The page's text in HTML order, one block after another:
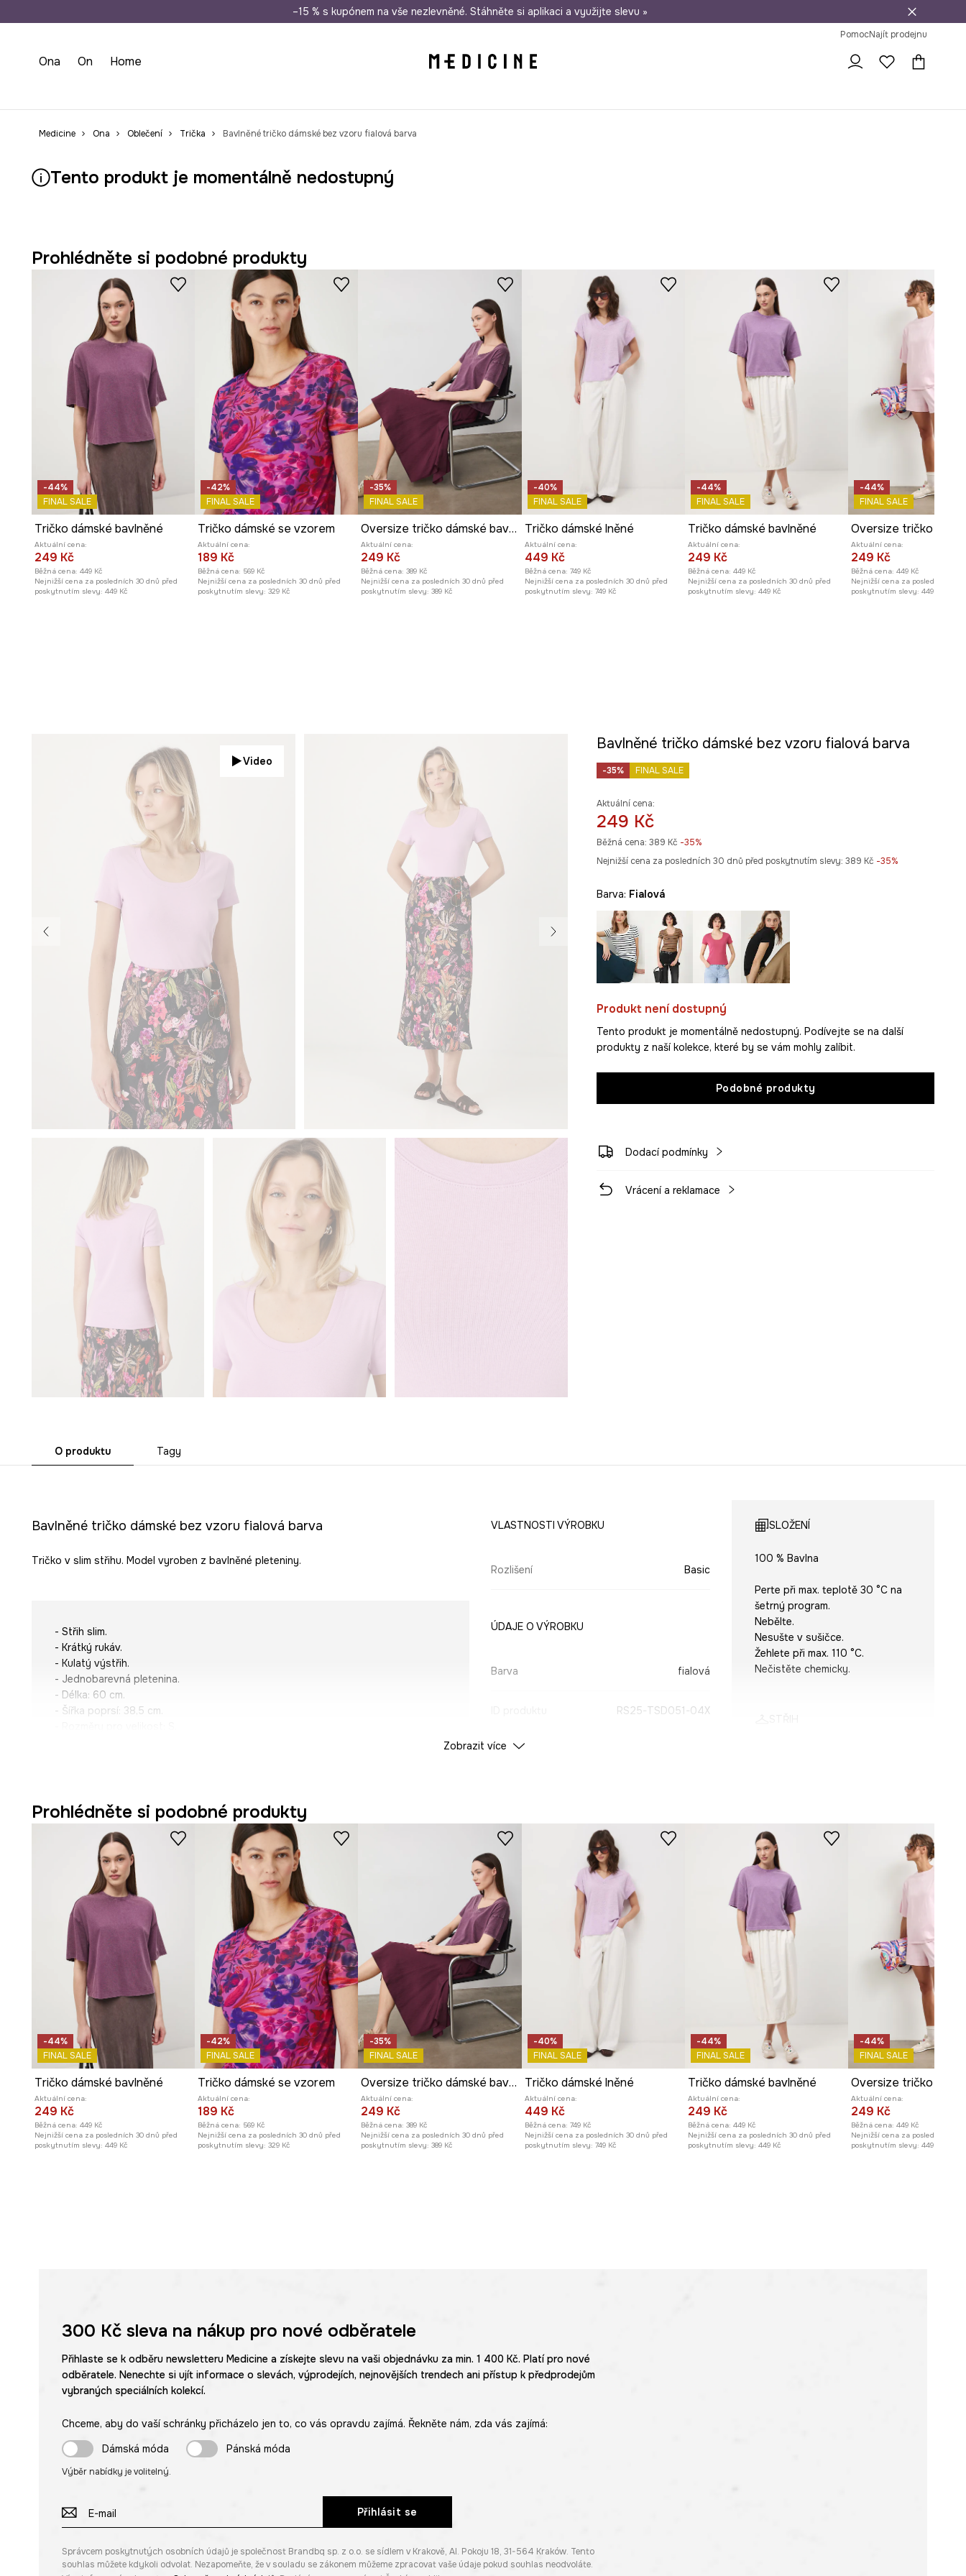
Doprava zdarma při nákupu nad 1 200 Kč Odeslání i do 24 hodin 30 dní na vrácení zboží
–15 % s kupónem na vše nezlevněné. Stáhněte si aplikaci a využijte slevu »
PomocNajít prodejnu
Ona On Home
Medicine Ona Oblečení Trička Bavlněné tričko dámské bez vzoru fialová barva
Tento produkt je momentálně nedostupný
Prohlédněte si podobné produkty
-44%
FINAL SALE
Tričko dámské bavlněné
Aktuální cena:
249 Kč
Běžná cena: 449 Kč
Nejnižší cena za posledních 30 dnů před
poskytnutím slevy: 449 Kč
-42%
FINAL SALE
Tričko dámské se vzorem
Aktuální cena:
189 Kč
Běžná cena: 569 Kč
Nejnižší cena za posledních 30 dnů před
poskytnutím slevy: 329 Kč
-35%
FINAL SALE
Oversize tričko dámské bavlněné
Aktuální cena:
249 Kč
Běžná cena: 389 Kč
Nejnižší cena za posledních 30 dnů před
poskytnutím slevy: 389 Kč
-40%
FINAL SALE
Tričko dámské lněné
Aktuální cena:
449 Kč
Běžná cena: 749 Kč
Nejnižší cena za posledních 30 dnů před
poskytnutím slevy: 749 Kč
-44%
FINAL SALE
Tričko dámské bavlněné
Aktuální cena:
249 Kč
Běžná cena: 449 Kč
Nejnižší cena za posledních 30 dnů před
poskytnutím slevy: 449 Kč
-44%
FINAL SALE
Aktuální cena:
249 Kč
Běžná cena: 449 Kč
Nejnižší cena za posledních 30
poskytnutím slevy: 449 Kč
Video
Bavlněné tričko dámské bez vzoru fialová barva
-35% FINAL SALE
Aktuální cena:
249 Kč
Běžná cena: 389 Kč -35%
Nejnižší cena za posledních 30 dnů před poskytnutím slevy: 389 Kč -35%
Barva: fialová
Produkt není dostupný
Tento produkt je momentálně nedostupný. Podívejte se na další
produkty z naší kolekce, které by se vám mohly zalíbit.
Podobné produkty
Dodací podmínky
Vrácení a reklamace
O produktu Tagy
Bavlněné tričko dámské bez vzoru fialová barva
Tričko v slim střihu. Model vyroben z bavlněné pleteniny.
- Střih slim.
- Krátký rukáv.
- Kulatý výstřih.
- Jednobarevná pletenina.
- Délka: 60 cm.
- Šířka poprsí: 38,5 cm.
VLASTNOSTI VÝROBKU
Rozlišení Basic
ÚDAJE O VÝROBKU
Barva fialová
RS25-TSD051-04X
Výrobce
SLOŽENÍ
100 % Bavlna
Perte při max. teplotě 30 °C na
šetrný program.
Nebělte.
Nesušte v sušičce.
Žehlete při max. 110 °C.
Nečistěte chemicky.
Zobrazit více
Prohlédněte si podobné produkty
-44%
FINAL SALE
Tričko dámské bavlněné
Aktuální cena:
249 Kč
Běžná cena: 449 Kč
Nejnižší cena za posledních 30 dnů před
poskytnutím slevy: 449 Kč
-42%
FINAL SALE
Tričko dámské se vzorem
Aktuální cena:
189 Kč
Běžná cena: 569 Kč
Nejnižší cena za posledních 30 dnů před
poskytnutím slevy: 329 Kč
-35%
FINAL SALE
Oversize tričko dámské bavlněné
Aktuální cena:
249 Kč
Běžná cena: 389 Kč
Nejnižší cena za posledních 30 dnů před
poskytnutím slevy: 389 Kč
-40%
FINAL SALE
Tričko dámské lněné
Aktuální cena:
449 Kč
Běžná cena: 749 Kč
Nejnižší cena za posledních 30 dnů před
poskytnutím slevy: 749 Kč
-44%
FINAL SALE
Tričko dámské bavlněné
Aktuální cena:
249 Kč
Běžná cena: 449 Kč
Nejnižší cena za posledních 30 dnů před
poskytnutím slevy: 449 Kč
-44%
FINAL SALE
Aktuální cena:
249 Kč
Běžná cena: 449 Kč
Nejnižší cena za posledních 30
poskytnutím slevy: 449 Kč
300 Kčsleva na nákup pro nové odběratele
Přihlaste se k odběru newsletteru Medicine a získejte slevu na vaši objednávku za min. 1 400 Kč. Platí pro nové
odběratele. Nenechte si ujít informace o slevách, výprodejích, nejnovějších trendech ani přístup k předprodejům
vybraných speciálních kolekcí.
Chceme, aby do vaší schránky přicházelo jen to, co vás opravdu zajímá. Řekněte nám, zda vás zajímá:
Dámská móda
Pánská móda
Výběr nabídky je volitelný.
Přihlásit se
Správcem poskytnutých osobních údajů je společnost Brandbq sp. z o.o. se sídlem v Krakově, Al. Pokoju 18, 31-564 Kraków. Tento
souhlas můžete kdykoli odvolat. Nezapomeňte, že v souladu se zákonem můžeme zpracovat vaše údaje pokud souhlas neodvoláte.